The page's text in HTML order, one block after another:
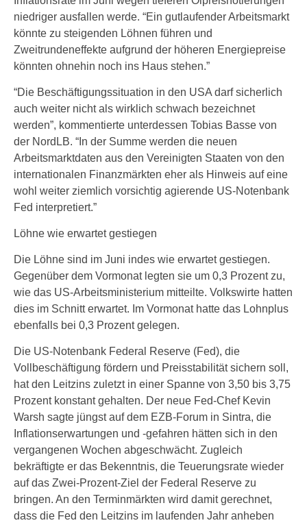
niedriger ausfallen werde. “Ein gutlaufender Arbeitsmarkt
könnte zu steigenden Löhnen führen und
Zweitrundeneffekte aufgrund der höheren Energiepreise
könnten ohnehin noch ins Haus stehen.”
“Die Beschäftigungssituation in den USA darf sicherlich
auch weiter nicht als wirklich schwach bezeichnet
werden”, kommentierte unterdessen Tobias Basse von
der NordLB. “In der Summe werden die neuen
Arbeitsmarktdaten aus den Vereinigten Staaten von den
internationalen Finanzmärkten eher als Hinweis auf eine
wohl weiter ziemlich vorsichtig agierende US-Notenbank
Fed interpretiert.”
Löhne wie erwartet gestiegen
Die Löhne sind im Juni indes wie erwartet gestiegen.
Gegenüber dem Vormonat legten sie um 0,3 Prozent zu,
wie das US-Arbeitsministerium mitteilte. Volkswirte hatten
dies im Schnitt erwartet. Im Vormonat hatte das Lohnplus
ebenfalls bei 0,3 Prozent gelegen.
Die US-Notenbank Federal Reserve (Fed), die
Vollbeschäftigung fördern und Preisstabilität sichern soll,
hat den Leitzins zuletzt in einer Spanne von 3,50 bis 3,75
Prozent konstant gehalten. Der neue Fed-Chef Kevin
Warsh sagte jüngst auf dem EZB-Forum in Sintra, die
Inflationserwartungen und -gefahren hätten sich in den
vergangenen Wochen abgeschwächt. Zugleich
bekräftigte er das Bekenntnis, die Teuerungsrate wieder
auf das Zwei-Prozent-Ziel der Federal Reserve zu
bringen. An den Terminmärkten wird damit gerechnet,
dass die Fed den Leitzins im laufenden Jahr anheben